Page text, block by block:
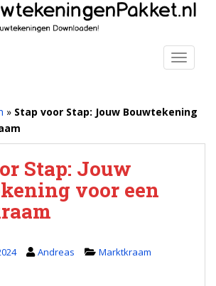
» Stap voor Stap: Jouw Bouwtekening
Stap: Jouw
voor een
Andreas Marktkraam